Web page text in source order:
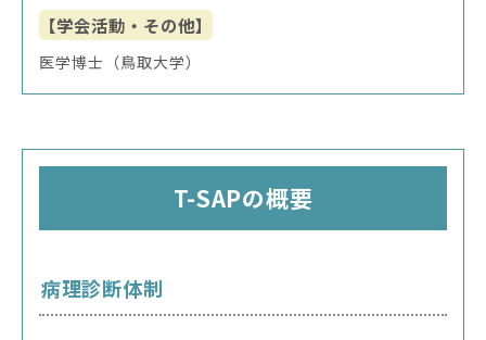
【学会活動・その他】
医学博士（鳥取大学）
T-SAPの概要
病理診断体制